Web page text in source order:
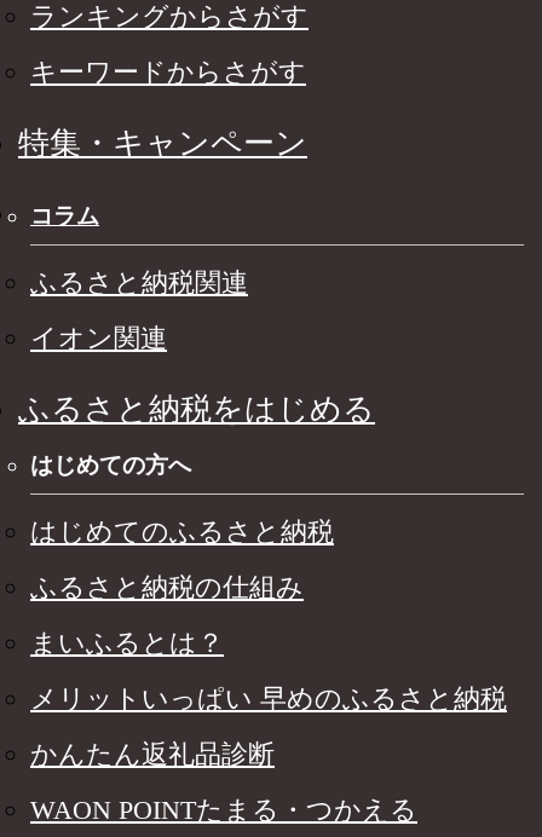
ランキングからさがす
キーワードからさがす
特集・キャンペーン
コラム
ふるさと納税関連
イオン関連
ふるさと納税をはじめる
はじめての方へ
はじめてのふるさと納税
ふるさと納税の仕組み
まいふるとは？
メリットいっぱい 早めのふるさと納税
かんたん返礼品診断
WAON POINTたまる・つかえる